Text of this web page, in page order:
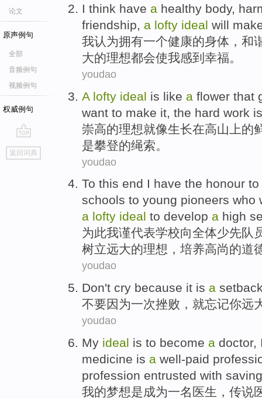
论文
原声例句
全部
音频例句
视频例句
权威例句
go
top
返回词典
I think have a healthy body,
friendship, a lofty ideal will
我认为拥有一个健康的身体 ， 和
大的理想都会使我感到幸福。
youdao
A lofty ideal is like a flower that
want to make it , the hard work is
崇高的理想就像生长在高山上的
是攀登的绳索。
youdao
To this end I have the honour
schools to young pioneers who
a lofty ideal to develop a high
为此我谨代表学校向全体少先队
树立远大的理想 ，培养高尚的道
youdao
Don't cry because it is a
不要因为一次挫败 ，就忘记你远
youdao
My ideal is to become a doctor,
medicine is a well-paid
profession entrusted with saving
我的梦想是成为一名医生 ， 传说